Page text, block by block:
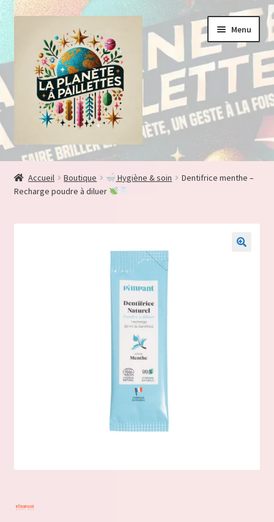
navigation
contenu
Menu
Accueil
Adhésion vendeur
Blog
Conditions Générales d’Utilisation (CGU)
Conditions Générales de Vente (CGV)
Mentions Légales de La Planète à Paillettes
Accueil Boutique Hygiène & soin
Dentifrice menthe –
Recharge poudre à diluer